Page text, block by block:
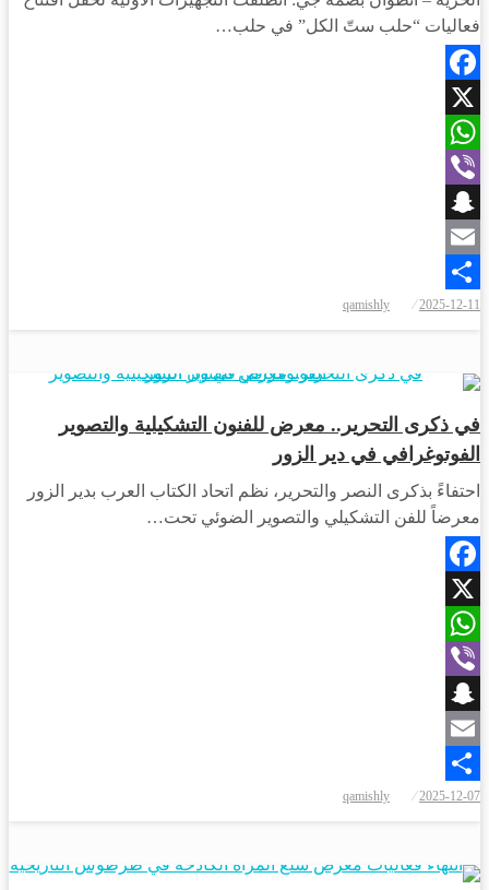
فعاليات “حلب ستّ الكل” في حلب…
Facebook
X
WhatsApp
Viber
Snapchat
Email
Share
في
2025-12-11
qamishly
في ذكرى التحرير.. معرض للفنون التشكيلية والتصوير
الفوتوغرافي في دير الزور
احتفاءً بذكرى النصر والتحرير، نظم اتحاد الكتاب العرب بدير الزور
معرضاً للفن التشكيلي والتصوير الضوئي تحت…
Facebook
X
WhatsApp
Viber
Snapchat
Email
Share
في
2025-12-07
qamishly